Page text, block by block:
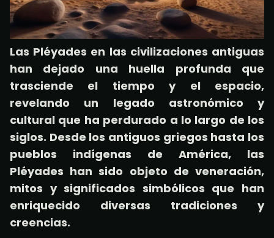
Las Pléyades en las civilizaciones antiguas
han dejado una huella profunda que
trasciende el tiempo y el espacio,
revelando un legado astronómico y
cultural que ha perdurado a lo largo de los
siglos. Desde los antiguos griegos hasta los
pueblos indígenas de América, las
Pléyades han sido objeto de veneración,
mitos y significados simbólicos que han
enriquecido diversas tradiciones y
creencias.